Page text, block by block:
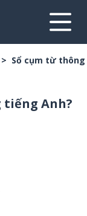
Sổ cụm từ
Anh?